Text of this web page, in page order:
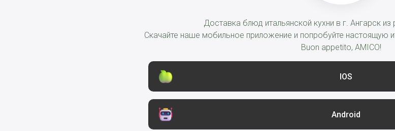
Доставка блюд итальянской кухни в г. Ангарск
Скачайте наше мобильное приложение и попробуйте настоящую
Buon appetito, AMICO!
IOS
Android